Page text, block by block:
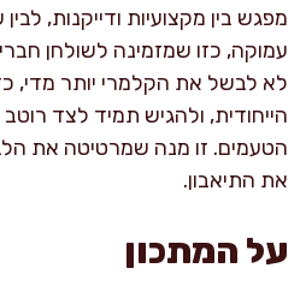
מפגש בין מקצועיות ודייקנות,
עמוקה, כזו שמזמינה לשולחן
לא לבשל את הקלמרי יותר מדי,
הייחודית, ולהגיש תמיד לצד
הטעמים. זו מנה שמרטיטה את
את התיאבון.
על המתכון